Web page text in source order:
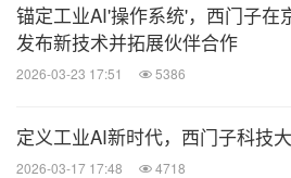
人与AI互融共生，推动人类智
经常有人在问：在这样的未来
我的答案始终是：不可能完全取
锚定工业AI'操作系统'，西门子在
发布新技术并拓展伙伴合作
2026-03-23 17:51 5386
定义工业AI新时代，西门子科技
2026-03-17 17:48 4718